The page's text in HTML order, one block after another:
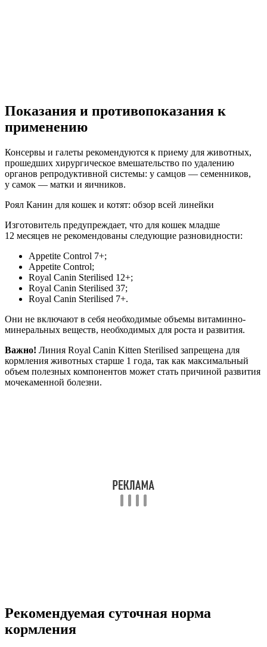
Показания и противопоказания к
применению
Консервы и галеты рекомендуются к приему для животных,
прошедших хирургическое вмешательство по удалению
органов репродуктивной системы: у самцов — семенников,
у самок — матки и яичников.
Роял Канин для кошек и котят: обзор всей линейки
Изготовитель предупреждает, что для кошек младше
12 месяцев не рекомендованы следующие разновидности:
Appetite Control 7+;
Appetite Control;
Royal Canin Sterilised 12+;
Royal Canin Sterilised 37;
Royal Canin Sterilised 7+.
Они не включают в себя необходимые объемы витаминно-
минеральных веществ, необходимых для роста и развития.
Важно! Линия Royal Canin Kitten Sterilised запрещена для
кормления животных старше 1 года, так как максимальный
объем полезных компонентов может стать причиной развития
мочекаменной болезни.
Рекомендуемая суточная норма
кормления